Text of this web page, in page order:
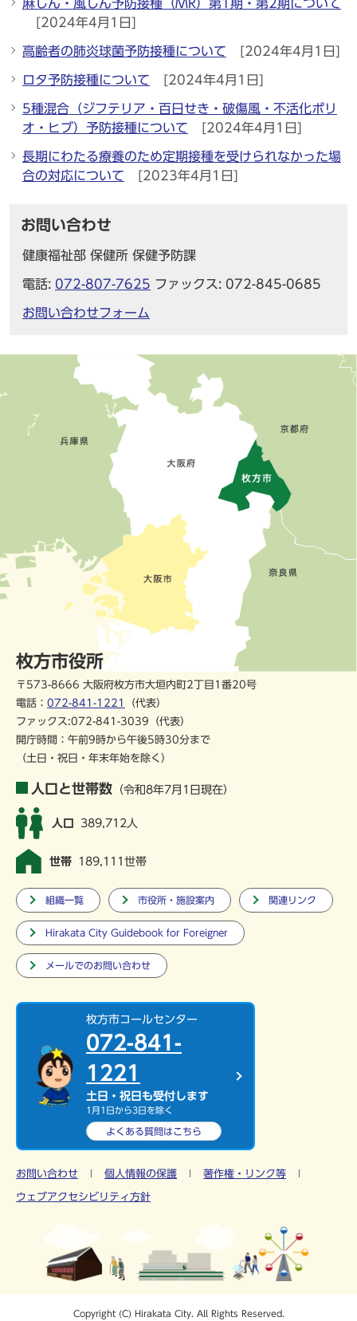
麻しん・風しん予防接種（MR）第1期・第2期について
[2024年4月1日]
高齢者の肺炎球菌予防接種について [2024年4月1日]
ロタ予防接種について [2024年4月1日]
5種混合（ジフテリア・百日せき・破傷風・不活化ポリ
オ・ヒブ）予防接種について
[2024年4月1日]
長期にわたる療養のため定期接種を受けられなかった場
合の対応について
[2023年4月1日]
お問い合わせ
健康福祉部 保健所 保健予防課
電話: 072-807-7625 ファックス: 072-845-0685
お問い合わせフォーム
枚方市役所
〒573-8666 大阪府枚方市大垣内町2丁目1番20号
電話： 072-841-1221
（代表）
ファックス:072-841-3039（代表）
開庁時間：午前9時から午後5時30分まで
（土日・祝日・年末年始を除く）
人口と世帯数 （令和8年7月1日現在）
人口 389,712人
世帯 189,111世帯
組織一覧 市役所・施設案内 関連リンク
Hirakata City Guidebook for Foreigner
メールでのお問い合わせ
枚方市コールセンター
072-841-
1221
土日・祝日も受付します
1月1日から3日を除く
よくある質問はこちら
お問い合わせ 個人情報の保護 著作権・リンク等
ウェブアクセシビリティ方針
Copyright (C) Hirakata City. All Rights Reserved.